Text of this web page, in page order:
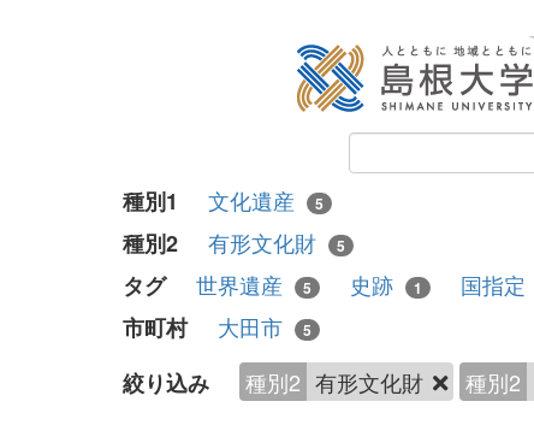
種別1 文化遺産 5
種別2 有形文化財 5
タグ 世界遺産 5 史跡 1 国指定
市町村 大田市 5
絞り込み 種別2 有形文化財 種別2